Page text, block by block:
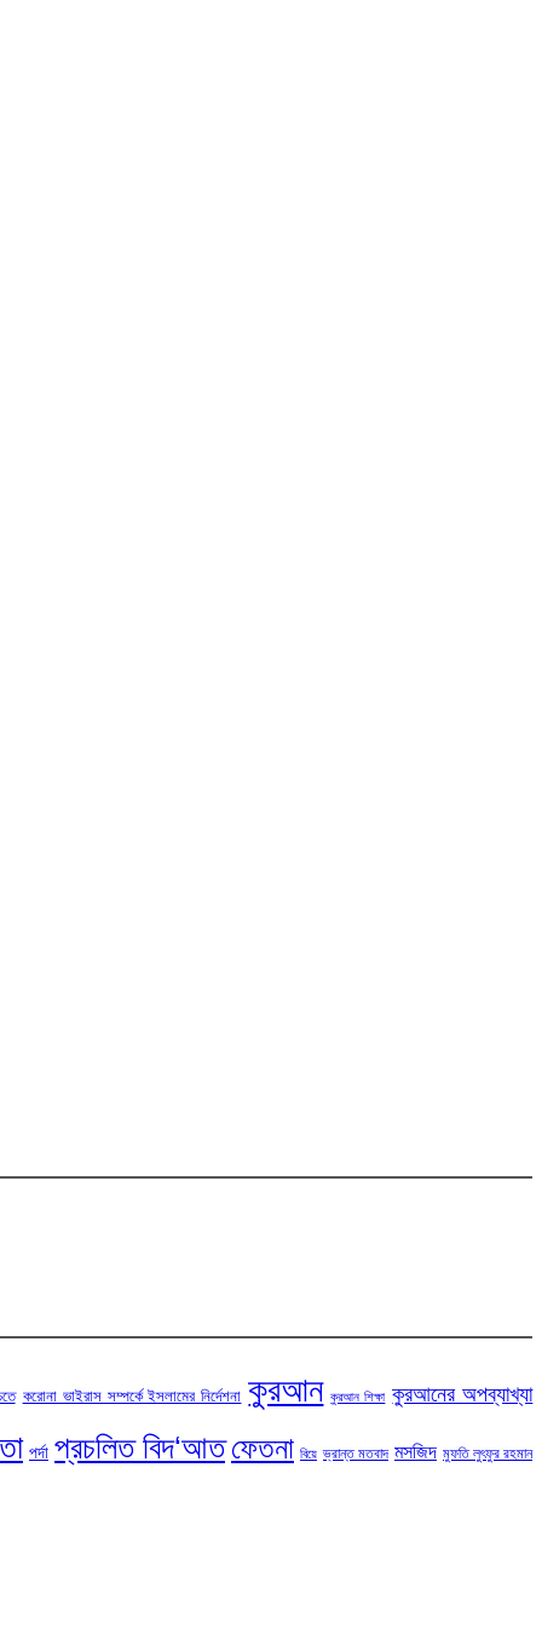
করোনা ভাইরাস সম্পর্কে ইসলামের নির্দেশনা কুরআন কুরআন শিক্ষা কুরআনের অপব্যাখ্যা
পর্দা প্রচলিত বিদ‘আত ফেতনা বিয়ে ভ্রান্ত মতবাদ মসজিদ মুফতি লুৎফুর রহমান